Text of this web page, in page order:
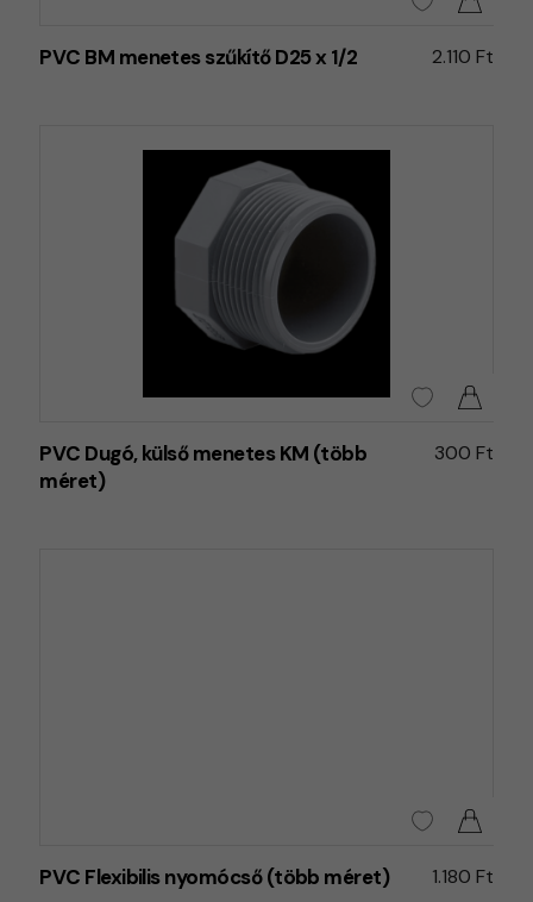
PVC BM menetes szűkítő D25 x 1/2 2.110 Ft
PVC Dugó, külső menetes KM (több
méret)
300 Ft
PVC Flexibilis nyomócső (több méret) 1.180 Ft